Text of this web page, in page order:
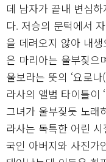
데 남자가 끝내 변심
다. 저승의 문턱에서
을 데려오지 않아 내
은 마리아는 울부짖으
울보라는 뜻의 ‘요로
라사의 앨범 타이틀이
그녀가 울부짖듯 노래
라사는 독특한 어린
국인 아버지와 사진가